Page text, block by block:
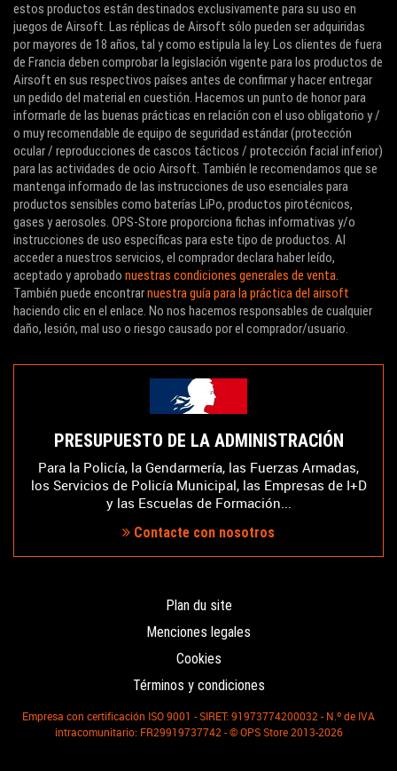
estos productos están destinados exclusivamente para su uso en
juegos de Airsoft. Las réplicas de Airsoft sólo pueden ser adquiridas
por mayores de 18 años, tal y como estipula la ley. Los clientes de fuera
de Francia deben comprobar la legislación vigente para los productos de
Airsoft en sus respectivos países antes de confirmar y hacer entregar
un pedido del material en cuestión. Hacemos un punto de honor para
informarle de las buenas prácticas en relación con el uso obligatorio y /
o muy recomendable de equipo de seguridad estándar (protección
ocular / reproducciones de cascos tácticos / protección facial inferior)
para las actividades de ocio Airsoft. También le recomendamos que se
mantenga informado de las instrucciones de uso esenciales para
productos sensibles como baterías LiPo, productos pirotécnicos,
gases y aerosoles. OPS-Store proporciona fichas informativas y/o
instrucciones de uso específicas para este tipo de productos. Al
acceder a nuestros servicios, el comprador declara haber leído,
aceptado y aprobado nuestras condiciones generales de venta.
También puede encontrarnuestra guía para la práctica del airsoft
haciendo clic en el enlace. No nos hacemos responsables de cualquier
daño, lesión, mal uso o riesgo causado por el comprador/usuario.
PRESUPUESTO DE LA ADMINISTRACIÓN
Para la Policía, la Gendarmería, las Fuerzas Armadas,
los Servicios de Policía Municipal, las Empresas de I+D
y las Escuelas de Formación...
Contacte con nosotros
Plan du site
Menciones legales
Cookies
Términos y condiciones
Empresa con certificación ISO 9001 - SIRET: 91973774200032 - N.º de IVA
intracomunitario: FR29919737742 - © OPS Store 2013-2026